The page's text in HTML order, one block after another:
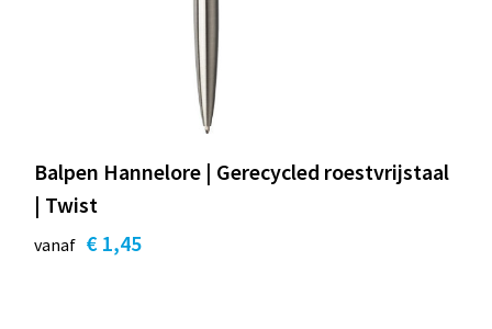
Balpen Hannelore | Gerecycled roestvrijstaal
| Twist
vanaf € 1,45